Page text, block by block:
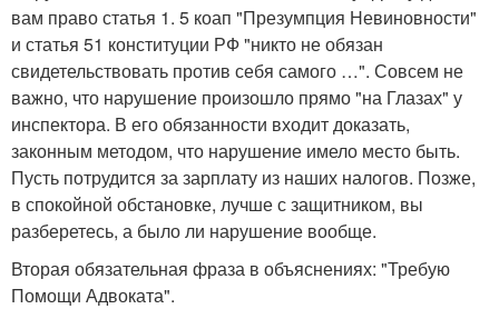
вам право статья 1. 5 коап "Презумпция Невиновности"
и статья 51 конституции РФ "никто не обязан
свидетельствовать против себя самого …". Совсем не
важно, что нарушение произошло прямо "на Глазах" у
инспектора. В его обязанности входит доказать,
законным методом, что нарушение имело место быть.
Пусть потрудится за зарплату из наших налогов. Позже,
в спокойной обстановке, лучше с защитником, вы
разберетесь, а было ли нарушение вообще.
Вторая обязательная фраза в объяснениях: "Требую
Помощи Адвоката".